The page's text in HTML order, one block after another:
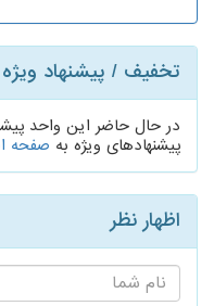
تخفیف / پیشنهاد ویژه
در حال حاضر این واحد
پیشنهادهای ویژه بهصفحه
اظهار نظر
نام
شما: